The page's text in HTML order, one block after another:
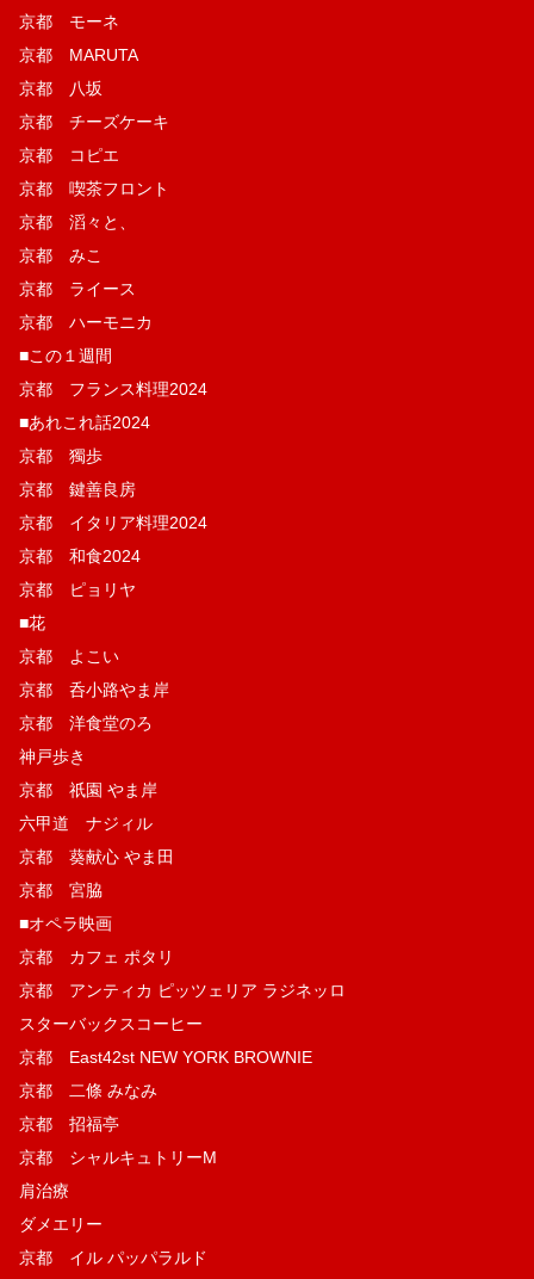
京都 モーネ
京都 MARUTA
京都 八坂
京都 チーズケーキ
京都 コピエ
京都 喫茶フロント
京都 滔々と、
京都 みこ
京都 ライース
京都 ハーモニカ
■この１週間
京都 フランス料理2024
■あれこれ話2024
京都 獨歩
京都 鍵善良房
京都 イタリア料理2024
京都 和食2024
京都 ピョリヤ
■花
京都 よこい
京都 呑小路やま岸
京都 洋食堂のろ
神戸歩き
京都 祇園 やま岸
六甲道 ナジィル
京都 葵献心 やま田
京都 宮脇
■オペラ映画
京都 カフェ ポタリ
京都 アンティカ ピッツェリア ラジネッロ
スターバックスコーヒー
京都 East42st NEW YORK BROWNIE
京都 二條 みなみ
京都 招福亭
京都 シャルキュトリーM
肩治療
ダメエリー
京都 イル パッパラルド